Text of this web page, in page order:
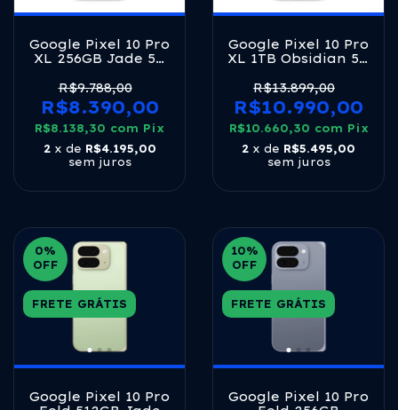
Google Pixel 10 Pro
XL 256GB Jade 5G
RAM 6,8" LTPO
OLED 120Hz
R$9.788,00
R$8.390,00
R$8.138,30 com Pix
2 x de R$4.195,00
sem juros
Google Pixel 10 Pro
XL 1TB Obsidian 5G
RAM 6,8" LTPO
OLED 120Hz
R$13.899,00
R$10.990,00
R$10.660,30 com Pix
2 x de R$5.495,00
sem juros
0%
OFF
FRETE GRÁTIS
Google Pixel 10 Pro
10%
OFF
FRETE GRÁTIS
Google Pixel 10 Pro